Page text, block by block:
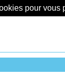
pour vous